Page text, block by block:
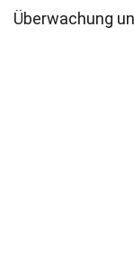
Überwachung